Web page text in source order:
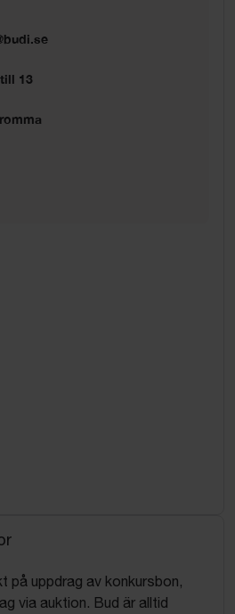
13
på uppdrag av konkursbon,
via auktion. Bud är alltid